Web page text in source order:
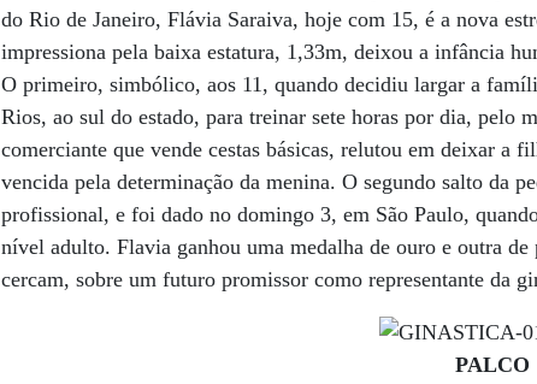
do Rio de Janeiro, Flávia Saraiva, hoje com 15, é a nova
impressiona pela baixa estatura, 1,33m, deixou a infância
O primeiro, simbólico, aos 11, quando decidiu largar a
Rios, ao sul do estado, para treinar sete horas por dia, pelo
comerciante que vende cestas básicas, relutou em deixar a
vencida pela determinação da menina. O segundo salto da
profissional, e foi dado no domingo 3, em São Paulo,
nível adulto. Flavia ganhou uma medalha de ouro e outra
cercam, sobre um futuro promissor como representante da
PALCO